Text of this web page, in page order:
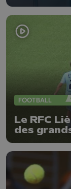
FOOTBALL
Le RFC
des